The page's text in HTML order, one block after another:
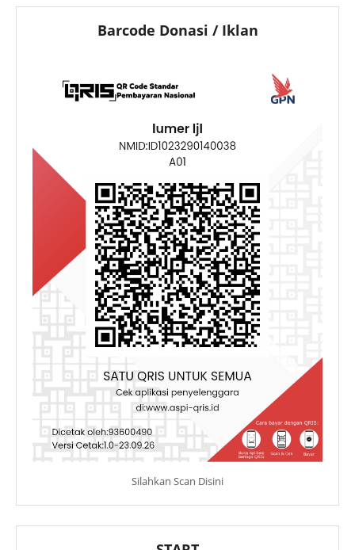
Barcode Donasi / Iklan
Silahkan Scan Disini